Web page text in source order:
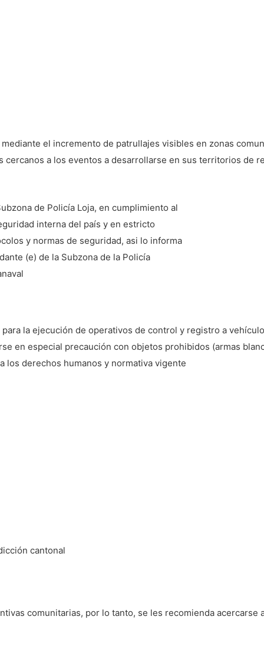
el incremento de patrullajes visibles en zonas
cercanos a los eventos a desarrollarse en sus territorios de
de Policía Loja, en cumplimiento al
interna del país y en estricto
y normas de seguridad, asi lo informa
(e) de la Subzona de la Policía
la ejecución de operativos de control y registro a
en especial precaución con objetos prohibidos (armas
derechos humanos y normativa vigente
cantonal
comunitarias, por lo tanto, se les recomienda acercarse